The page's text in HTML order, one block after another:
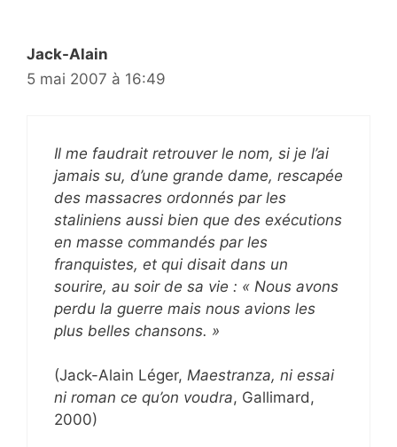
Jack-Alain
5 mai 2007 à 16:49
Il me faudrait retrouver le nom, si je l’ai
jamais su, d’une grande dame, rescapée
des massacres ordonnés par les
staliniens aussi bien que des exécutions
en masse commandés par les
franquistes, et qui disait dans un
sourire, au soir de sa vie : « Nous avons
perdu la guerre mais nous avions les
plus belles chansons. »
(Jack-Alain Léger, Maestranza, ni essai
ni roman ce qu’on voudra, Gallimard,
2000)